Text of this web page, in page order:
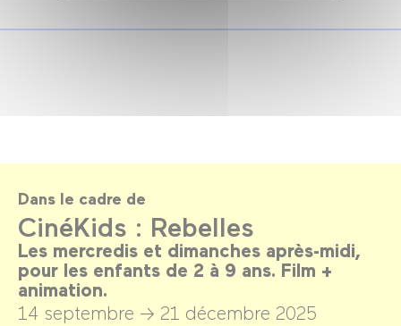
Dans le cadre de
CinéKids : Rebelles
Les mercredis et dimanches après-midi,
pour les enfants de 2 à 9 ans. Film +
animation.
14 septembre → 21 décembre 2025